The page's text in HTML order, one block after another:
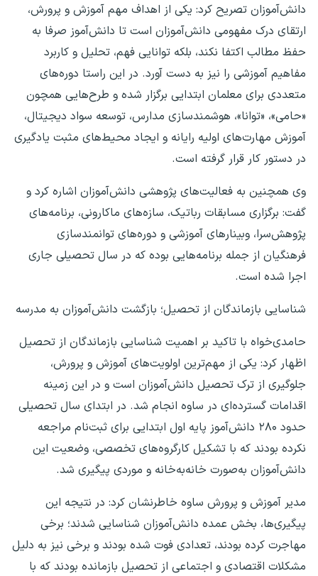
دانش‌آموزان تصریح کرد: یکی از اهداف مهم آموزش و پرورش،
ارتقای درک مفهومی دانش‌آموزان است تا دانش‌آموز صرفا به
حفظ مطالب اکتفا نکند، بلکه توانایی فهم، تحلیل و کاربرد
مفاهیم آموزشی را نیز به دست آورد. در این راستا دوره‌های
متعددی برای معلمان ابتدایی برگزار شده و طرح‌هایی همچون
«حامی»، «توانا»، هوشمندسازی مدارس، توسعه سواد دیجیتال،
آموزش مهارت‌های اولیه رایانه و ایجاد محیط‌های مثبت یادگیری
در دستور کار قرار گرفته است.
وی همچنین به فعالیت‌های پژوهشی دانش‌آموزان اشاره کرد و
گفت: برگزاری مسابقات رباتیک، سازه‌های ماکارونی، برنامه‌های
پژوهش‌سرا، وبینارهای آموزشی و دوره‌های توانمندسازی
فرهنگیان از جمله برنامه‌هایی بوده که در سال تحصیلی جاری
اجرا شده است.
شناسایی بازماندگان از تحصیل؛ بازگشت دانش‌آموزان به مدرسه
حامدی‌خواه با تاکید بر اهمیت شناسایی بازماندگان از تحصیل
اظهار کرد: یکی از مهم‌ترین اولویت‌های آموزش و پرورش،
جلوگیری از ترک تحصیل دانش‌آموزان است و در این زمینه
اقدامات گسترده‌ای در ساوه انجام شد. در ابتدای سال تحصیلی
حدود ۲۸۰ دانش‌آموز پایه اول ابتدایی برای ثبت‌نام مراجعه
نکرده بودند که با تشکیل کارگروه‌های تخصصی، وضعیت این
دانش‌آموزان به‌صورت خانه‌به‌خانه و موردی پیگیری شد.
مدیر آموزش و پرورش ساوه خاطرنشان کرد: در نتیجه این
پیگیری‌ها، بخش عمده دانش‌آموزان شناسایی شدند؛ برخی
مهاجرت کرده بودند، تعدادی فوت شده بودند و برخی نیز به دلیل
مشکلات اقتصادی و اجتماعی از تحصیل بازمانده بودند که با